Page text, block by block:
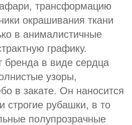
трансформацию
окрашивания ткани
в анималистичные
графику.
бренда в виде сердца
узоры,
в закате. Он наносится
строгие рубашки, в то
полупрозрачные